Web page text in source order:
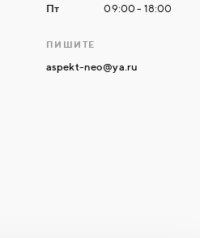
Пт
09:00 - 18:00
ПИШИТЕ
aspekt-neo@ya.ru